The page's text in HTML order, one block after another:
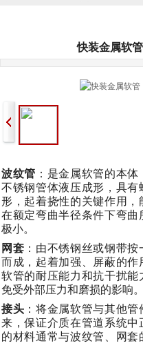
快装金属软管
波纹管 ：是金属软管的本
不锈钢管体液压成形，具有
形，起着挠性的关键作用，
在额定弯曲半径条件下弯曲
极小。
网套 ：由不锈钢丝或钢带
而成，起着加强、屏蔽的作
软管的耐压能力和抗干扰能
免受外部压力和磨损的影响。
接头 ：将金属软管与其他
来，保证介质在管道系统中
的材料通常与波纹管、网套